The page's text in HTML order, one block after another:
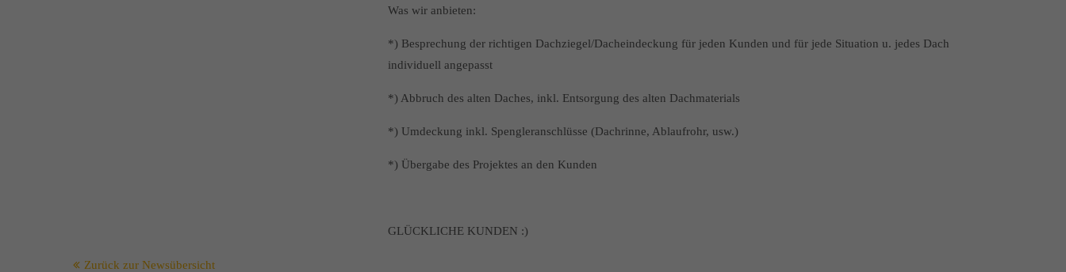
Was wir anbieten:
*) Besprechung der richtigen Dachziegel/Dacheindeckung für jeden Kunden und für jede Situation u. jedes Dach
individuell angepasst
*) Abbruch des alten Daches, inkl. Entsorgung des alten Dachmaterials
*) Umdeckung inkl. Spengleranschlüsse (Dachrinne, Ablaufrohr, usw.)
*) Übergabe des Projektes an den Kunden
GLÜCKLICHE KUNDEN :)
Zurück zur Newsübersicht